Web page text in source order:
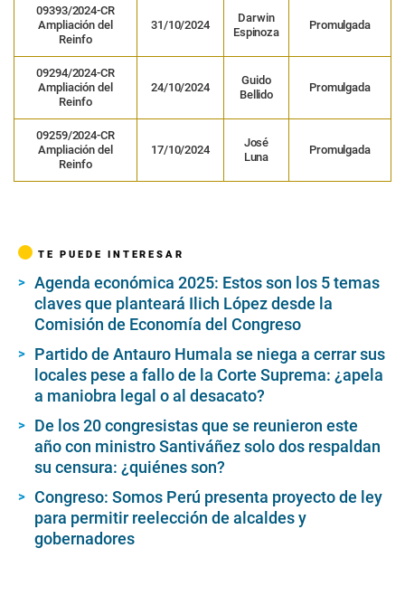
09393/2024-CR
Ampliación del
Reinfo
31/10/2024
Darwin
Espinoza
Promulgada
09294/2024-CR
Ampliación del
Reinfo
24/10/2024
Guido
Bellido
Promulgada
09259/2024-CR
Ampliación del
Reinfo
17/10/2024
José
Luna
Promulgada
TE PUEDE INTERESAR
Agenda económica 2025: Estos son los 5 temas
claves que planteará Ilich López desde la
Comisión de Economía del Congreso
Partido de Antauro Humala se niega a cerrar sus
locales pese a fallo de la Corte Suprema: ¿apela
a maniobra legal o al desacato?
De los 20 congresistas que se reunieron este
año con ministro Santiváñez solo dos respaldan
su censura: ¿quiénes son?
Congreso: Somos Perú presenta proyecto de ley
para permitir reelección de alcaldes y
gobernadores